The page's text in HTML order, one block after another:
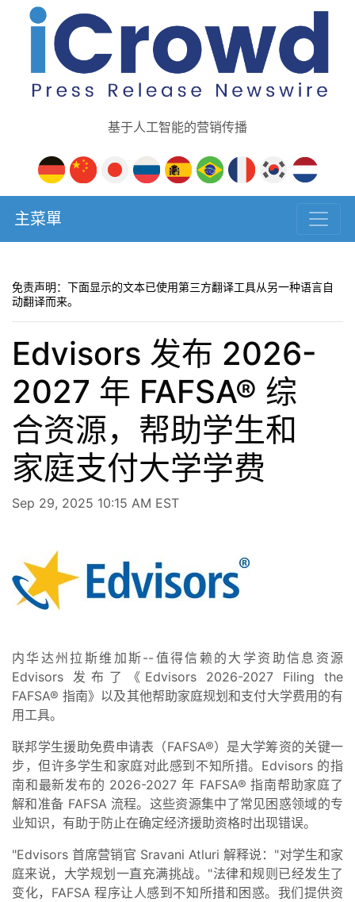
基于人工智能的营销传播
主菜單
免责声明：下面显示的文本已使用第三方翻译工具从另一种语言自
动翻译而来。
Edvisors 发布 2026-
2027 年 FAFSA® 综
合资源，帮助学生和
家庭支付大学学费
Sep 29, 2025 10:15 AM EST
内华达州拉斯维加斯--值得信赖的大学资助信息资源
Edvisors 发布了《Edvisors 2026-2027 Filing the
FAFSA® 指南》以及其他帮助家庭规划和支付大学费用的有
用工具。
联邦学生援助免费申请表（FAFSA®）是大学筹资的关键一
步，但许多学生和家庭对此感到不知所措。Edvisors 的指
南和最新发布的 2026-2027 年 FAFSA® 指南帮助家庭了
解和准备 FAFSA 流程。这些资源集中了常见困惑领域的专
业知识，有助于防止在确定经济援助资格时出现错误。
"Edvisors 首席营销官 Sravani Atluri 解释说："对学生和家
庭来说，大学规划一直充满挑战。"法律和规则已经发生了
变化，FAFSA 程序让人感到不知所措和困惑。我们提供资